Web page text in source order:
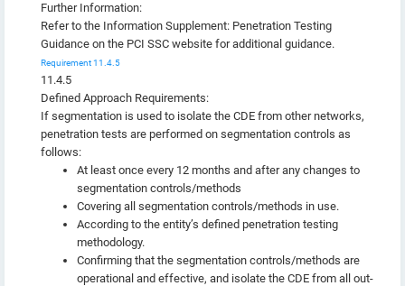
Further Information:
Refer to the Information Supplement: Penetration Testing
Guidance on the PCI SSC website for additional guidance.
Requirement 11.4.5
11.4.5
Defined Approach Requirements:
If segmentation is used to isolate the CDE from other networks,
penetration tests are performed on segmentation controls as
follows:
At least once every 12 months and after any changes to
segmentation controls/methods
Covering all segmentation controls/methods in use.
According to the entity’s defined penetration testing
methodology.
Confirming that the segmentation controls/methods are
operational and effective, and isolate the CDE from all out-